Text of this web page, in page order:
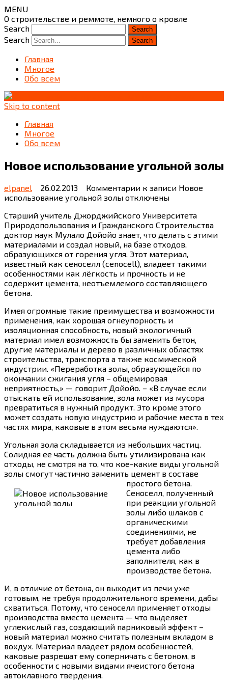
MENU
О строительстве и реммоте, немного о кровле
Search
Search
Главная
Многое
Обо всем
Skip to content
Главная
Многое
Обо всем
Новое использование угольной золы
elpanel 26.02.2013 Комментарии к записи Новое
использование угольной золы отключены
Старший учитель Джорджийского Университета
Природопользования и Гражданского Строительства
доктор наук Мулало Дойойо знает, что делать с этими
материалами и создал новый, на базе отходов,
образующихся от горения угля. Этот материал,
известный как сеноселл (cenocell), владеет такими
особенностями как лёгкость и прочность и не
содержит цемента, неотъемлемого составляющего
бетона.
Имея огромные такие преимущества и возможности
применения, как хорошая огнеупорность и
изоляционная способность, новый экологичный
материал имел возможность бы заменить бетон,
другие материалы и дерево в различных областях
строительства, транспорта а также космической
индустрии. «Переработка золы, образующейся по
окончании сжигания угля – общемировая
неприятность,» — говорит Дойойо. – «В случае если
отыскать ей использование, зола может из мусора
превратиться в нужный продукт. Это кроме этого
может создать новую индустрию и рабочие места в тех
частях мира, каковые в этом весьма нуждаются».
Угольная зола складывается из небольших частиц.
Солидная ее часть должна быть утилизирована как
отходы, не смотря на то, что кое-какие виды угольной
золы смогут частично заменить цемент в составе
простого бетона.
Сеноселл, полученный
при реакции угольной
золы либо шлаков с
органическими
соединениями, не
требует добавления
цемента либо
заполнителя, как в
производстве бетона.
И, в отличие от бетона, он выходит из печи уже
готовым, не требуя продолжительного времени, дабы
схватиться. Потому, что сеноселл применяет отходы
производства вместо цемента — что выделяет
углекислый газ, создающий парниковый эффект –
новый материал можно считать полезным вкладом в
вохдух. Материал владеет рядом особенностей,
каковые разрешат ему соперничать с бетоном, в
особенности с новыми видами ячеистого бетона
автоклавного твердения.